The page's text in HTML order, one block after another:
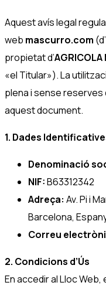
Aquest avís legal
web mascurro.com
propietat d’AGRICOLA
«el Titular»). La
plena i sense
aquest document.
1. Dades
Denominació
NIF:B63312342
Adreça: Av. Pi i
Barcelona,
Correu
2. Condicions d’Ús
En accedir al Lloc